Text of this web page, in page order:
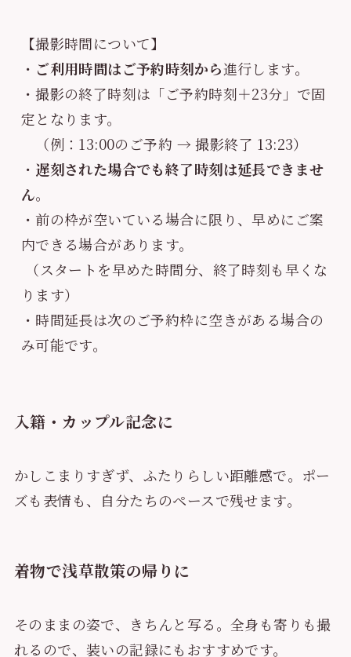
【撮影時間について】
・ ご利用時間はご予約時刻から進行します。
・撮影の終了時刻は「ご予約時刻＋23分」で固
定となります。
（例：13:00のご予約 → 撮影終了 13:23）
・ 遅刻された場合でも終了時刻は延長できませ
ん。
・前の枠が空いている場合に限り、早めにご案
内できる場合があります。
ります）
・時間延長は次のご予約枠に空きがある場合の
み可能です。
入籍・カップル記念に
かしこまりすぎず、ふたりらしい距離感で。ポー
ズも表情も、自分たちのペースで残せます。
着物で浅草散策の帰りに
そのままの姿で、きちんと写る。全身も寄りも撮
れるので、装いの記録にもおすすめです。